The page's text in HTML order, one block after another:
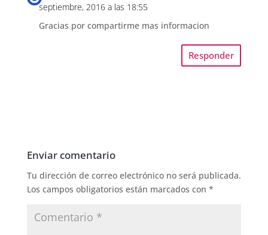
septiembre, 2016 a las 18:55
Gracias por compartirme mas informacion
Responder
Enviar comentario
Tu dirección de correo electrónico no será publicada.
Los campos obligatorios están marcados con *